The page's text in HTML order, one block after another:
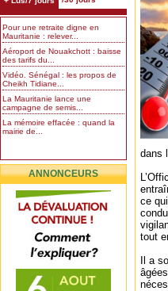
Pour une retraite digne en
Mauritanie : relever...
Aéroport de Nouakchott : baisse
des tarifs du...
Vidéo. Sénégal : les propos de
Cheikh Tidiane...
La Mauritanie lance une
campagne de semis...
La mémoire effacée : quand la
mairie de...
ANNONCEURS
dans
ce
tout
Il a